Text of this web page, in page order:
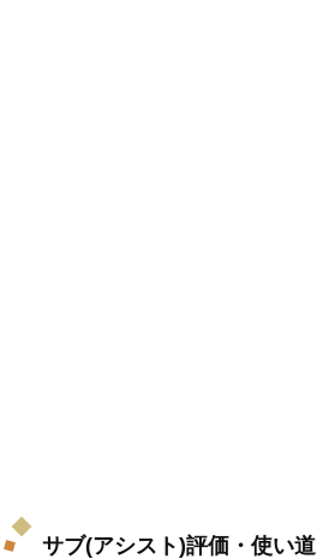
サブ(アシスト)評価・使い道